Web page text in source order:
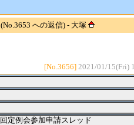
(No.3653 への返信) - 大塚
[No.3656] 2021/01/15(Fri)